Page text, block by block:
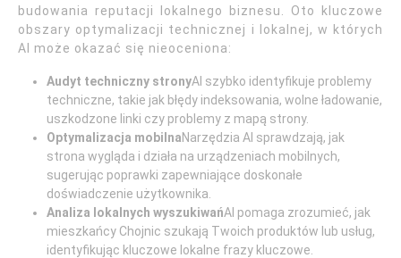
budowania reputacji lokalnego biznesu. Oto kluczowe
obszary optymalizacji technicznej i lokalnej, w których
AI może okazać się nieoceniona:
Audyt techniczny stronyAI szybko identyfikuje problemy
techniczne, takie jak błędy indeksowania, wolne ładowanie,
uszkodzone linki czy problemy z mapą strony.
Optymalizacja mobilnaNarzędzia AI sprawdzają, jak
strona wygląda i działa na urządzeniach mobilnych,
sugerując poprawki zapewniające doskonałe
doświadczenie użytkownika.
Analiza lokalnych wyszukiwańAI pomaga zrozumieć, jak
mieszkańcy Chojnic szukają Twoich produktów lub usług,
identyfikując kluczowe lokalne frazy kluczowe.